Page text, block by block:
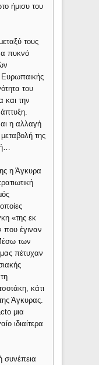
ήμισυ του
τους
πυκνό
Ευρωπαικής
του
και την
η αλλαγή
της
η Άγκυρα
«της εκ
έγιναν
των
πέτυχαν
κάτι
Άγκυρας.
μια
ιδιαίτερα
συνέπεια